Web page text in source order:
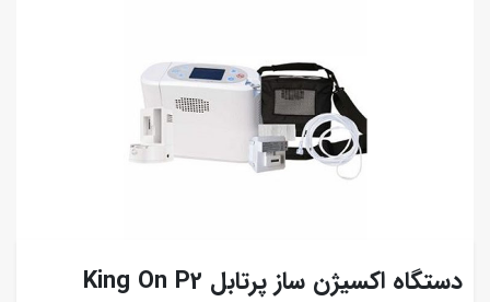
دستگاه اکسیژن ساز پرتابل King On P2‎‎